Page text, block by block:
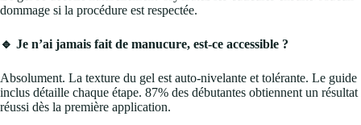
dommage si la procédure est respectée.
🔹 Je n’ai jamais fait de manucure, est-ce accessible ?
Absolument. La texture du gel est auto-nivelante et tolérante. Le guide
inclus détaille chaque étape. 87% des débutantes obtiennent un résultat
réussi dès la première application.